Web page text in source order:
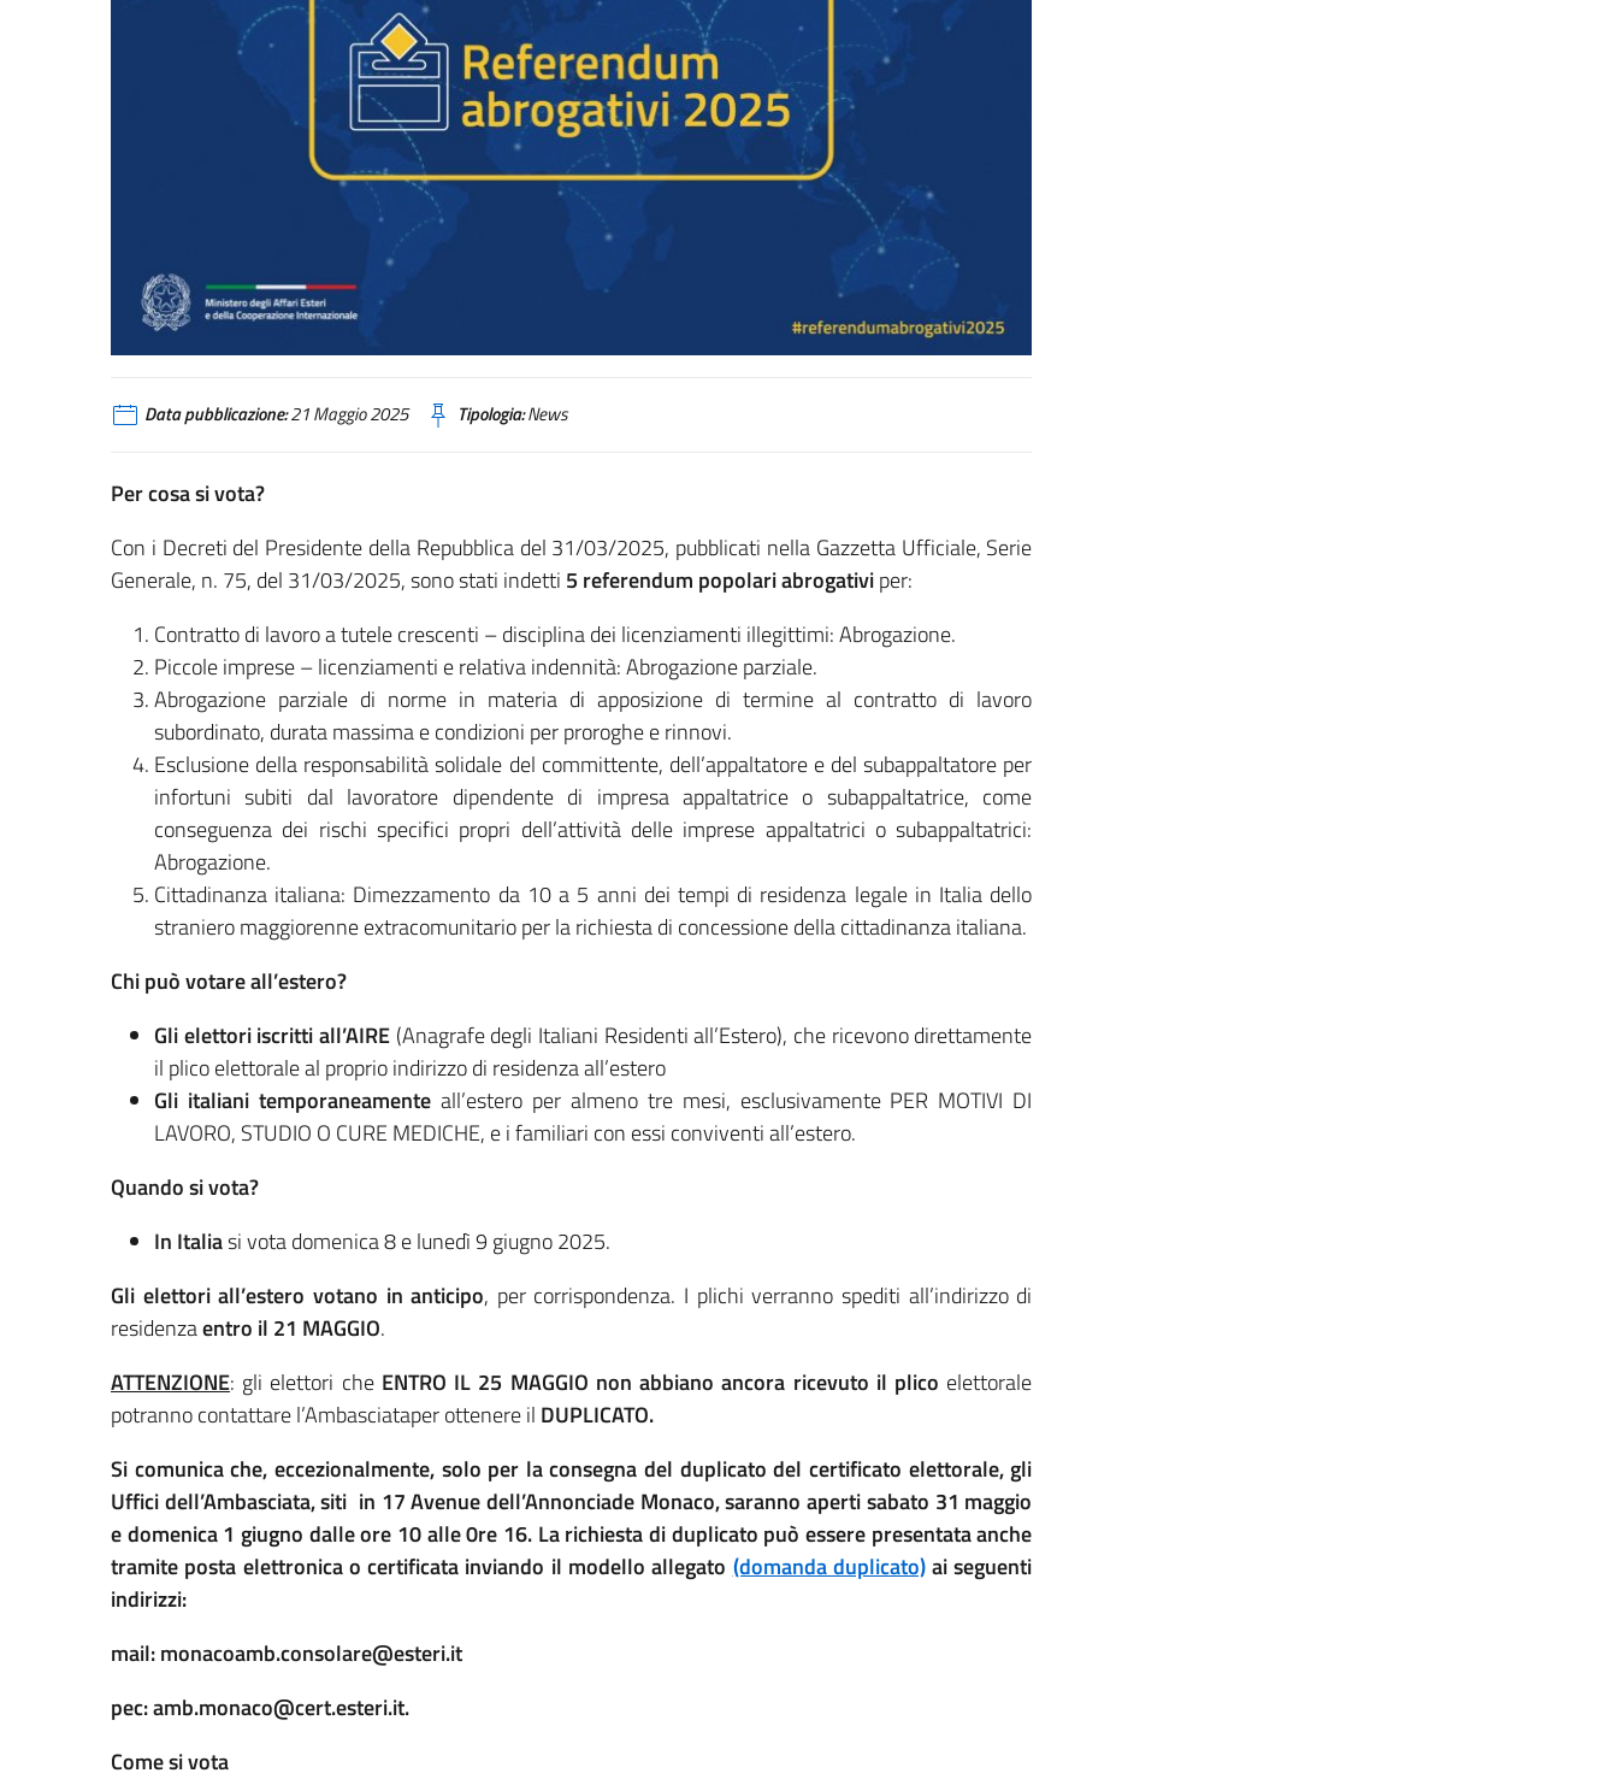
Data pubblicazione:21 Maggio 2025 Tipologia:News
Per cosa si vota?
Con i Decreti del Presidente della Repubblica del 31/03/2025, pubblicati nella Gazzetta Ufficiale, Serie
Generale, n. 75, del 31/03/2025, sono stati indetti 5 referendum popolari abrogativiper:
Contratto di lavoro a tutele crescenti – disciplina dei licenziamenti illegittimi: Abrogazione.
Piccole imprese – licenziamenti e relativa indennità: Abrogazione parziale.
Abrogazione parziale di norme in materia di apposizione di termine al contratto di lavoro
subordinato, durata massima e condizioni per proroghe e rinnovi.
Esclusione della responsabilità solidale del committente, dell’appaltatore e del subappaltatore per
infortuni subiti dal lavoratore dipendente di impresa appaltatrice o subappaltatrice, come
conseguenza dei rischi specifici propri dell’attività delle imprese appaltatrici o subappaltatrici:
Abrogazione.
Cittadinanza italiana: Dimezzamento da 10 a 5 anni dei tempi di residenza legale in Italia dello
straniero maggiorenne extracomunitario per la richiesta di concessione della cittadinanza italiana.
Chi può votare all’estero?
Gli elettori iscritti all’AIRE (Anagrafe degli Italiani Residenti all’Estero), che ricevono direttamente
il plico elettorale al proprio indirizzo di residenza all’estero
Gli italiani temporaneamente all’estero per almeno tre mesi, esclusivamente PER MOTIVI DI
LAVORO, STUDIO O CURE MEDICHE, e i familiari con essi conviventi all’estero.
Quando si vota?
In Italiasi vota domenica 8 e lunedì 9 giugno 2025.
Gli elettori all’estero votano in anticipo, per corrispondenza. I plichi verranno spediti all’indirizzo di
residenzaentro il 21 MAGGIO.
ATTENZIONE: gli elettori che ENTRO IL 25 MAGGIO non abbiano ancora ricevuto il plico elettorale
potranno contattare l’Ambasciataper ottenere il DUPLICATO.
Si comunica che, eccezionalmente, solo per la consegna del duplicato del certificato elettorale, gli
Uffici dell’Ambasciata, siti in 17 Avenue dell’Annonciade Monaco, saranno aperti sabato 31 maggio
e domenica 1 giugno dalle ore 10 alle 0re 16. La richiesta di duplicato può essere presentata anche
tramite posta elettronica o certificata inviando il modello allegato (domanda duplicato)ai seguenti
indirizzi:
mail: monacoamb.consolare@esteri.it
pec: amb.monaco@cert.esteri.it.
Come si vota